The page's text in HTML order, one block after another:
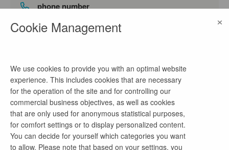
phone number
company profile
LEAG – Hier ist die Energie zu Hause!
Strom für Millionen Haushalte, die Industrie und das
Cookie Management ×
We use cookies to provide you with an optimal website
experience. This includes cookies that are necessary
for the operation of the site and for controlling our
commercial business objectives, as well as cookies
that are only used for anonymous statistical purposes,
for comfort settings or to display personalized content.
You can decide for yourself which categories you want
to allow. Please note that based on your settings, you